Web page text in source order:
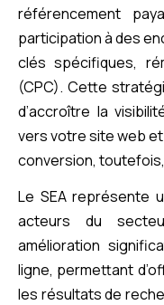
référencement
participation à des
clés spécifiques,
(CPC). Cette
d’accroître la
vers votre site web et
conversion,
Le SEA représente
acteurs du
amélioration
ligne, permettant
les résultats de